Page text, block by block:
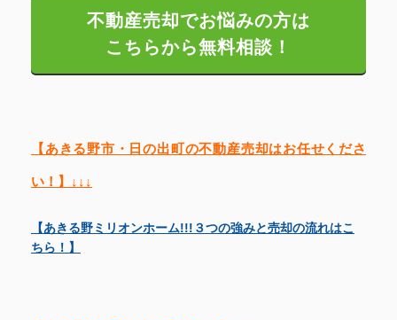
不動産売却でお悩みの方は
こちらから無料相談！
【あきる野市・日の出町の不動産売却はお任せくださ
い！】↓↓↓
【あきる野ミリオンホーム!!!３つの強みと売却の流れはこ
ちら！】